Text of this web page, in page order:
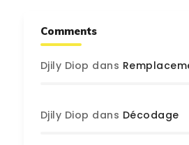
Comments
Djily Diop dans
Djily Diop dans Décodage